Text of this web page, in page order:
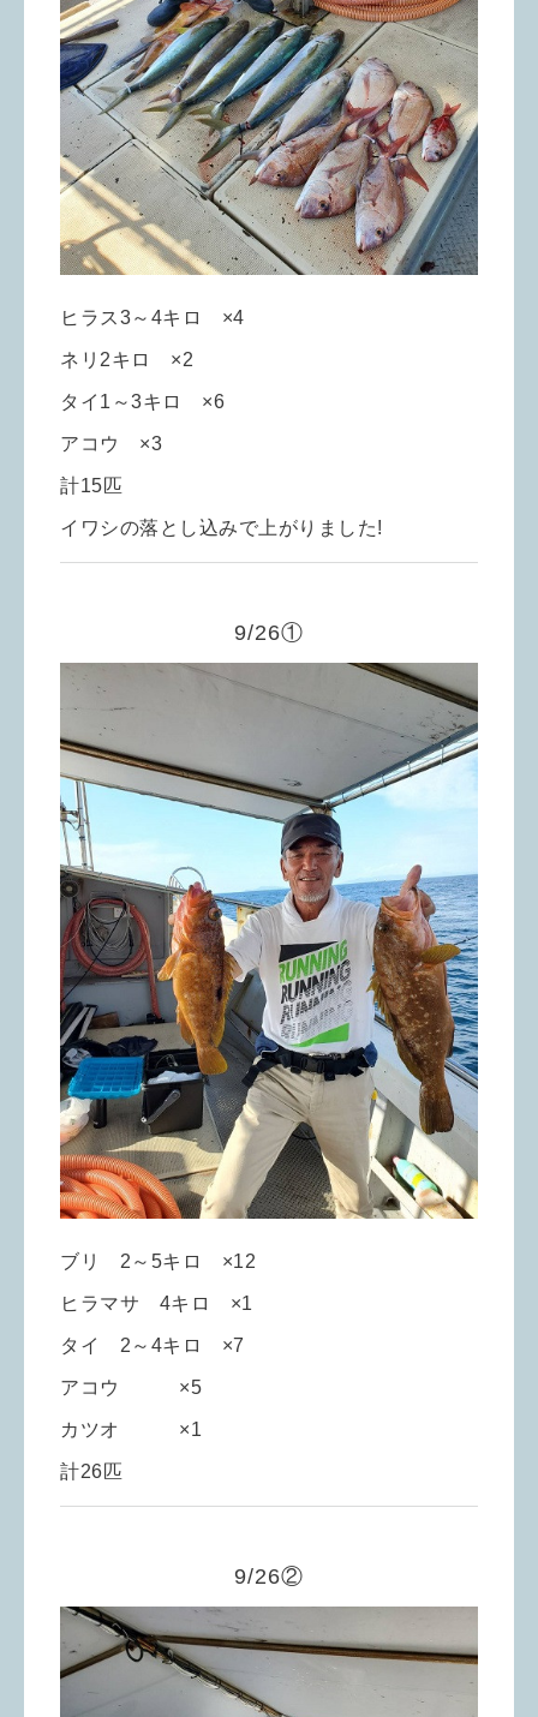
ヒラス3～4キロ ×4
ネリ2キロ ×2
タイ1～3キロ ×6
アコウ ×3
計15匹
イワシの落とし込みで上がりました!
9/26①
ブリ 2～5キロ ×12
ヒラマサ 4キロ ×1
タイ 2～4キロ ×7
アコウ ×5
カツオ ×1
計26匹
9/26②